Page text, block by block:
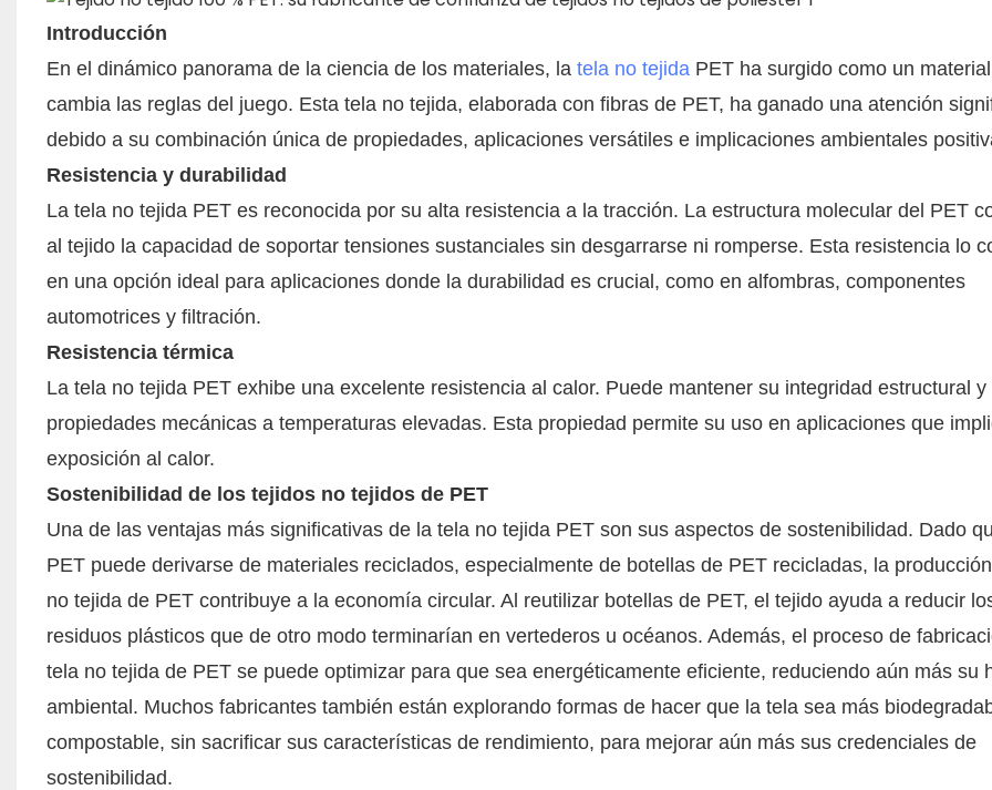
Introducción
En el dinámico panorama de la ciencia de los materiales, la tela no tejida PET ha surgido como un
cambia las reglas del juego. Esta tela no tejida, elaborada con fibras de PET, ha ganado una atención
debido a su combinación única de propiedades, aplicaciones versátiles e implicaciones ambientales
Resistencia y durabilidad
La tela no tejida PET es reconocida por su alta resistencia a la tracción. La estructura molecular del PET
al tejido la capacidad de soportar tensiones sustanciales sin desgarrarse ni romperse. Esta resistencia lo
en una opción ideal para aplicaciones donde la durabilidad es crucial, como en alfombras, componentes
automotrices y filtración. ​
Resistencia térmica
La tela no tejida PET exhibe una excelente resistencia al calor. Puede mantener su integridad estructural y
propiedades mecánicas a temperaturas elevadas. Esta propiedad permite su uso en aplicaciones que
exposición al calor.
Sostenibilidad de los tejidos no tejidos de PET
Una de las ventajas más significativas de la tela no tejida PET son sus aspectos de sostenibilidad. Dado
PET puede derivarse de materiales reciclados, especialmente de botellas de PET recicladas, la
no tejida de PET contribuye a la economía circular. Al reutilizar botellas de PET, el tejido ayuda a reducir
residuos plásticos que de otro modo terminarían en vertederos u océanos. Además, el proceso de
tela no tejida de PET se puede optimizar para que sea energéticamente eficiente, reduciendo aún más su
ambiental. Muchos fabricantes también están explorando formas de hacer que la tela sea más
compostable, sin sacrificar sus características de rendimiento, para mejorar aún más sus credenciales de
sostenibilidad.